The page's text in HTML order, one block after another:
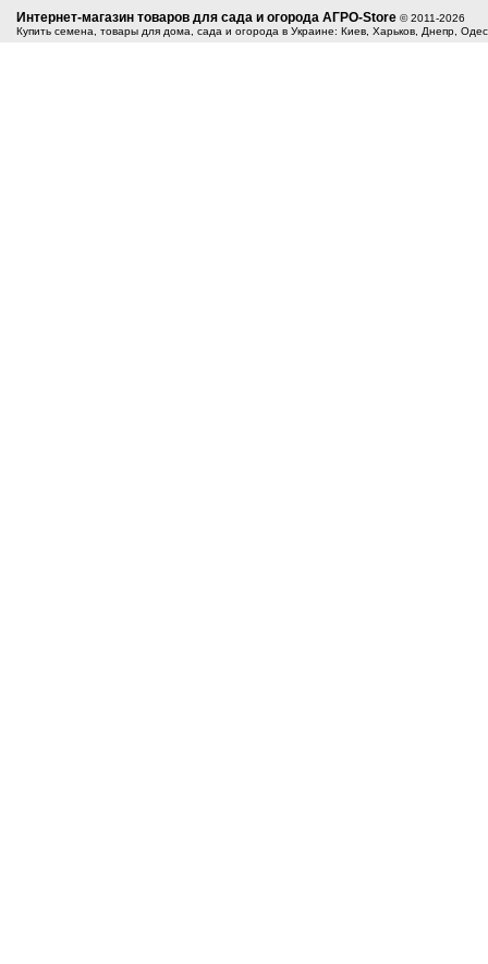
Интернет-магазин товаров для сада и огорода АГРО-Store © 2011-2026
Купить семена, товары для дома, сада и огорода в Украине: Киев, Харьков, Днепр,